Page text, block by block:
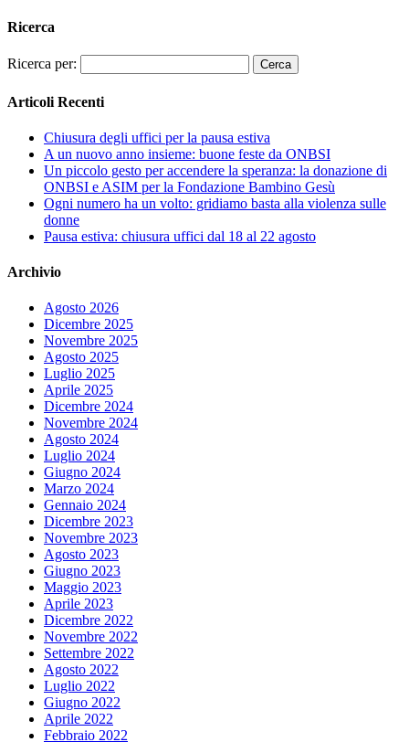
Ricerca
Ricerca per:
Articoli Recenti
Chiusura degli uffici per la pausa estiva
A un nuovo anno insieme: buone feste da ONBSI
Un piccolo gesto per accendere la speranza: la donazione di
ONBSI e ASIM per la Fondazione Bambino Gesù
Ogni numero ha un volto: gridiamo basta alla violenza sulle
donne
Pausa estiva: chiusura uffici dal 18 al 22 agosto
Archivio
Agosto 2026
Dicembre 2025
Novembre 2025
Agosto 2025
Luglio 2025
Aprile 2025
Dicembre 2024
Novembre 2024
Agosto 2024
Luglio 2024
Giugno 2024
Marzo 2024
Gennaio 2024
Dicembre 2023
Novembre 2023
Agosto 2023
Giugno 2023
Maggio 2023
Aprile 2023
Dicembre 2022
Novembre 2022
Settembre 2022
Agosto 2022
Luglio 2022
Giugno 2022
Aprile 2022
Febbraio 2022